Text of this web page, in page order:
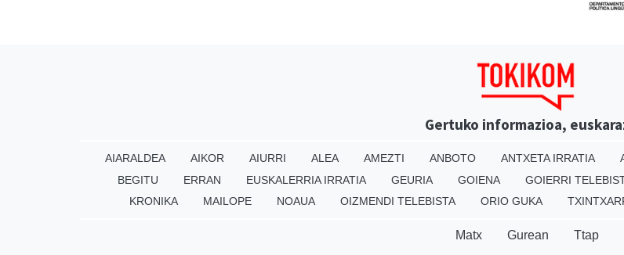
Gertuko informazioa,
AIARALDEA AIKOR AIURRI ALEA AMEZTI ANBOTO ANTXETA IRRATIA
BEGITU
ERRAN EUSKALERRIA IRRATIA GEURIA GOIENA GOIERRI
KRONIKA
MAILOPE NOAUA OIZMENDI TELEBISTA ORIO GUKA
Matx Gurean Ttap